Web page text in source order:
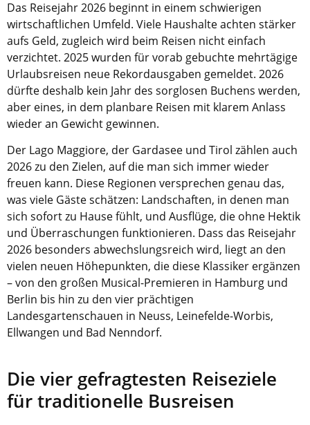
Das Reisejahr 2026 beginnt in einem schwierigen
wirtschaftlichen Umfeld. Viele Haushalte achten stärker
aufs Geld, zugleich wird beim Reisen nicht einfach
verzichtet. 2025 wurden für vorab gebuchte mehrtägige
Urlaubsreisen neue Rekordausgaben gemeldet. 2026
dürfte deshalb kein Jahr des sorglosen Buchens werden,
aber eines, in dem planbare Reisen mit klarem Anlass
wieder an Gewicht gewinnen.
Der Lago Maggiore, der Gardasee und Tirol zählen auch
2026 zu den Zielen, auf die man sich immer wieder
freuen kann. Diese Regionen versprechen genau das,
was viele Gäste schätzen: Landschaften, in denen man
sich sofort zu Hause fühlt, und Ausflüge, die ohne Hektik
und Überraschungen funktionieren. Dass das Reisejahr
2026 besonders abwechslungsreich wird, liegt an den
vielen neuen Höhepunkten, die diese Klassiker ergänzen
– von den großen Musical-Premieren in Hamburg und
Berlin bis hin zu den vier prächtigen
Landesgartenschauen in Neuss, Leinefelde-Worbis,
Ellwangen und Bad Nenndorf.
Die vier gefragtesten Reiseziele
für traditionelle Busreisen